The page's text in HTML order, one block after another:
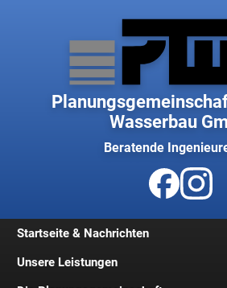
Wasserbau
Beratende
Startseite & Nachrichten
Unsere Leistungen